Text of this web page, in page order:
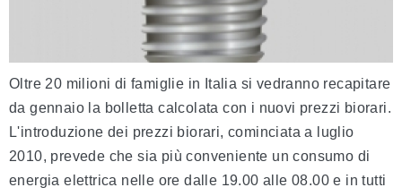
Oltre 20 milioni di famiglie in Italia si vedranno recapitare
da gennaio la bolletta calcolata con i nuovi prezzi biorari.
L'introduzione dei prezzi biorari, cominciata a luglio
2010, prevede che sia più conveniente un consumo di
energia elettrica nelle ore dalle 19.00 alle 08.00 e in tutti